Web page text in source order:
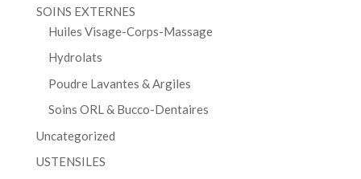
SOINS EXTERNES
Huiles Visage-Corps-Massage
Hydrolats
Poudre Lavantes & Argiles
Soins ORL & Bucco-Dentaires
Uncategorized
USTENSILES